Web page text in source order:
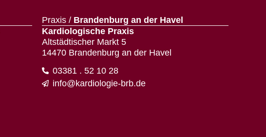
Praxis / Brandenburg an der Havel
Kardiologische Praxis
Altstädtischer Markt 5
14470 Brandenburg an der Havel
03381 . 52 10 28
info@kardiologie-brb.de